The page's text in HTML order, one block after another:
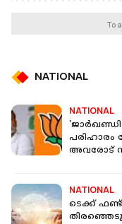
To
NATIONAL
NATIONAL
അവരോട്
NATIONAL
ടെക്ക്